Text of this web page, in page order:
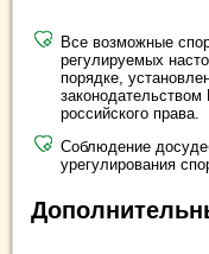
Все возможные
регулируемых
порядке,
российского права.
Соблюдение
урегулирования